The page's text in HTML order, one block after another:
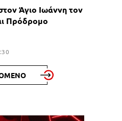
Άγιο Ιωάννη τον
Πρόδρομο